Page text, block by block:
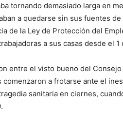
tornando demasiado larga en
a quedarse sin sus fuentes de
de la Ley de Protección del
a sus casas desde el 1
entre el visto bueno del Consejo
a frotarse ante el
sanitaria en ciernes,